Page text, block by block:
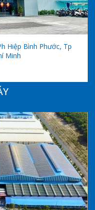
Hiệp Bình Phước, Tp
Minh